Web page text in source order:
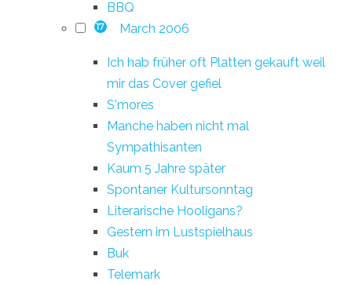
BBQ
17 March 2006
Ich hab früher oft Platten gekauft weil
mir das Cover gefiel
S'mores
Manche haben nicht mal
Sympathisanten
Kaum 5 Jahre später
Spontaner Kultursonntag
Literarische Hooligans?
Gestern im Lustspielhaus
Buk
Telemark